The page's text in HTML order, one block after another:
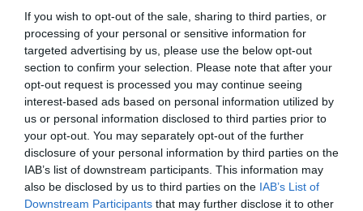
If you wish to opt-out of the sale, sharing to third parties, or
processing of your personal or sensitive information for
targeted advertising by us, please use the below opt-out
section to confirm your selection. Please note that after your
opt-out request is processed you may continue seeing
interest-based ads based on personal information utilized by
us or personal information disclosed to third parties prior to
your opt-out. You may separately opt-out of the further
disclosure of your personal information by third parties on the
IAB’s list of downstream participants. This information may
also be disclosed by us to third parties on the IAB’s List of
Downstream Participants that may further disclose it to other
esedékes negyedéves pénzügyi jelentés előtt le akarja zárni a
Pinterest-tel a tárgyalásokat.
pinterest paypal felvásárlás amazon
e-kereskedelem facebook instagram tiktok